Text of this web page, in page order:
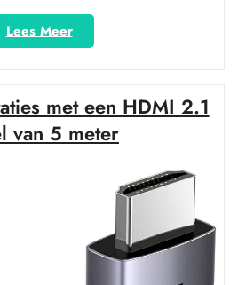
Lees Meer“Ontdek
de
kracht
van
HDMI
2.1
kabels
beeldkwaliteit”
met een HDMI 2.1
van 5 meter